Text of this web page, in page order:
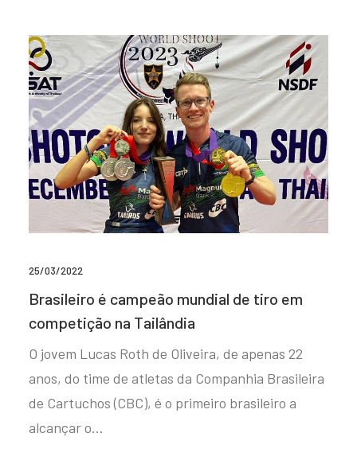
25/03/2022
Brasileiro é campeão mundial de tiro em
competição na Tailândia
O jovem Lucas Roth de Oliveira, de apenas 22
anos, do time de atletas da Companhia Brasileira
de Cartuchos (CBC), é o primeiro brasileiro a
alcançar o…